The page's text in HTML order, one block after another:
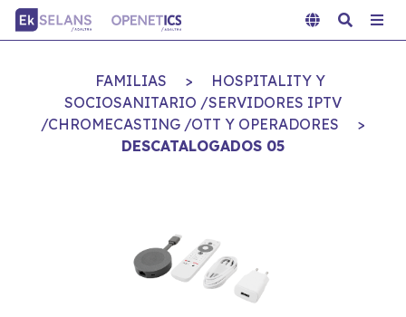
FAMILIAS >
HOSPITALITY Y
SOCIOSANITARIO /SERVIDORES IPTV
/CHROMECASTING /OTT Y OPERADORES
>
DESCATALOGADOS 05